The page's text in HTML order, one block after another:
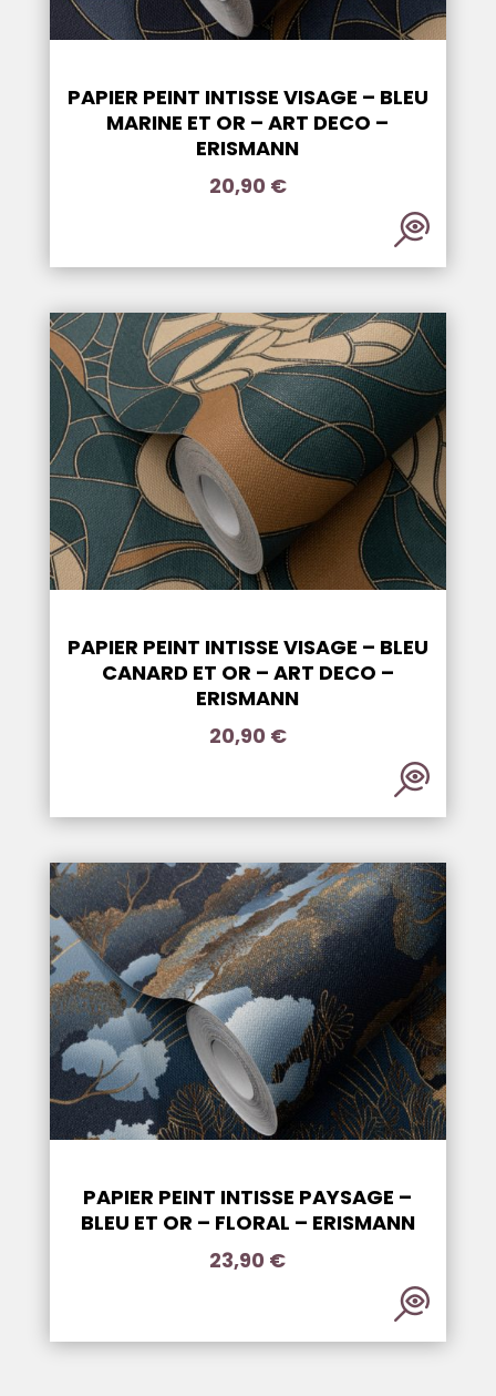
PAPIER PEINT INTISSE VISAGE – BLEU
MARINE ET OR – ART DECO –
ERISMANN
20,90 €
PAPIER PEINT INTISSE VISAGE – BLEU
CANARD ET OR – ART DECO –
ERISMANN
20,90 €
PAPIER PEINT INTISSE PAYSAGE –
BLEU ET OR – FLORAL – ERISMANN
23,90 €